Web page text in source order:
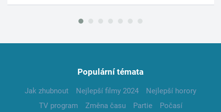
Populární témata
Jak zhubnout Nejlepší filmy 2024
Nejlepší horory
TV program
Změna času Partie
Počasí